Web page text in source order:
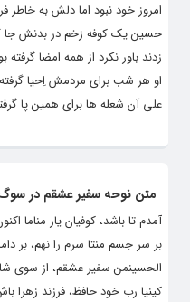
امروز خود نبود اما دلش به خاطر
حسین یک کوفه زخم در بدنش جا
زدند باور نکرد از همه امضا
او هر شب برای مردمش اِحیا
علی آن شعله ها برای همین پا
متن نوحه سفیر عشقم در
آمدم تا باشد، کوفیان یار مناما
بر سر جسم منتا سرم را نهم، بر
الحسینمن سفیر عشقم، از سوی
کینیا رب خود حافظ، فرزند زهرا